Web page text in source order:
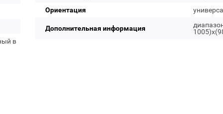
в
Ориентация
Дополнительная информация